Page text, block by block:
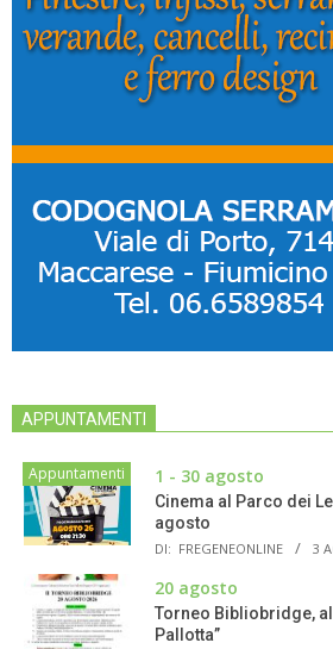
APPUNTAMENTI
Appuntamenti 1 - 30 agosto
Cinema al Parco dei
agosto
DI: FREGENEONLINE 3
20 agosto
Torneo Bibliobridge,
Pallotta”